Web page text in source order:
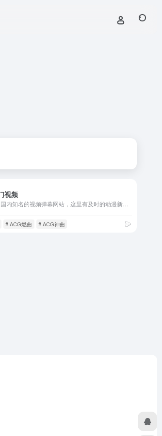
视频
# ACG燃曲 # ACG神曲